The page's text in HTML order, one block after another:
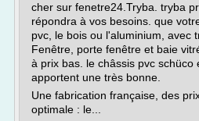
cher sur fenetre24.Tryba. tryba
répondra à vos besoins. que
pvc, le bois ou l'aluminium, avec
Fenêtre, porte fenêtre et baie
à prix bas. le châssis pvc schüco
apportent une très bonne.
Une fabrication française, des
optimale : le...